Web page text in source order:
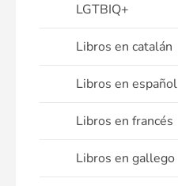
LGTBIQ+
Libros en catalán
Libros en español
Libros en francés
Libros en gallego